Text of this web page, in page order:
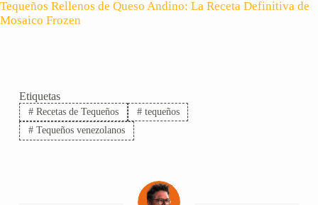
Tequeños Rellenos de Queso Andino: La Receta Definitiva de
Mosaico Frozen
Etiquetas
#Recetas de Tequeños #tequeños
#Tequeños venezolanos